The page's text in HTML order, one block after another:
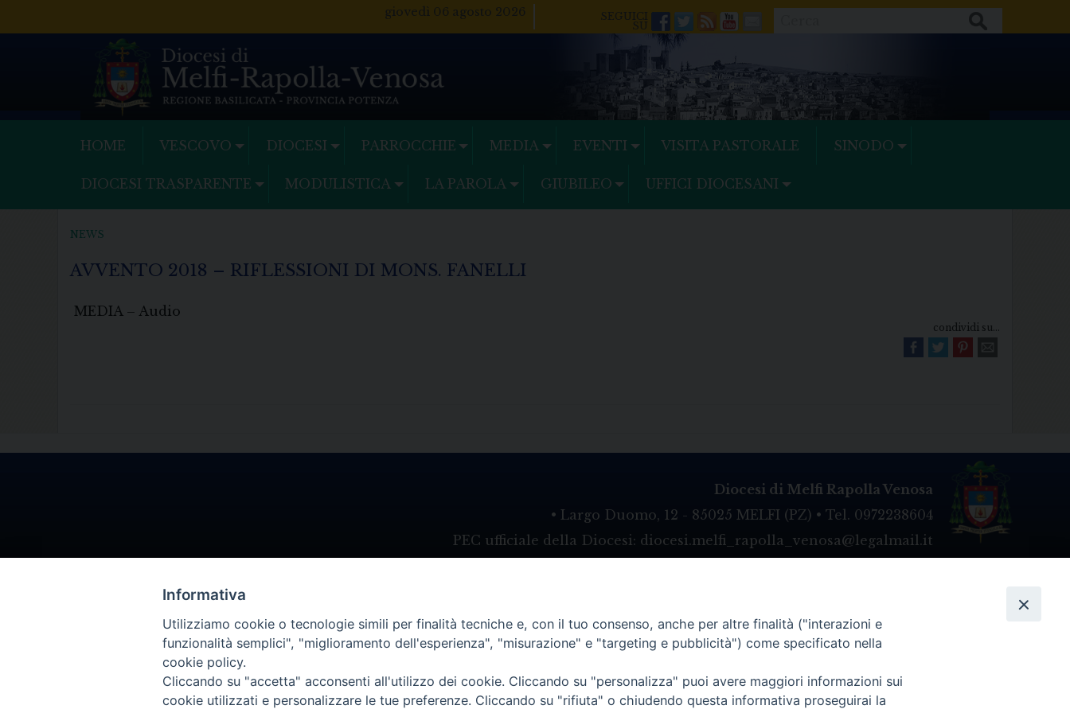
giovedì 06 agosto 2026
Facebook
Twitter
FeedsYoutube
Mail
HOME VESCOVO DIOCESI PARROCCHIE MEDIA EVENTI VISITA PASTORALE SINODO
DIOCESI TRASPARENTE MODULISTICA LA PAROLA GIUBILEO UFFICI DIOCESANI
NEWS
AVVENTO 2018 – RIFLESSIONI DI MONS. FANELLI
MEDIA – Audio
condividi su...
Diocesi di Melfi Rapolla Venosa
• Largo Duomo, 12 - 85025 MELFI (PZ) • Tel. 0972238604
PEC ufficiale della Diocesi: diocesi.melfi_rapolla_venosa@legalmail.it
Informativa
Utilizziamo cookie o tecnologie simili per finalità tecniche e, con il tuo consenso, anche per altre finalità ("interazioni e
funzionalità semplici", "miglioramento dell'esperienza", "misurazione" e "targeting e pubblicità") come specificato nella
cookie policy.
Cliccando su "accetta" acconsenti all'utilizzo dei cookie. Cliccando su "personalizza" puoi avere maggiori informazioni sui
cookie utilizzati e personalizzare le tue preferenze. Cliccando su "rifiuta" o chiudendo questa informativa proseguirai la